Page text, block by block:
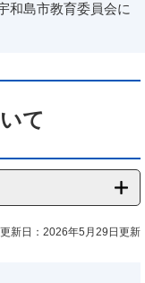
和島市教育委員会に
て
更新日：2026年5月29日更新